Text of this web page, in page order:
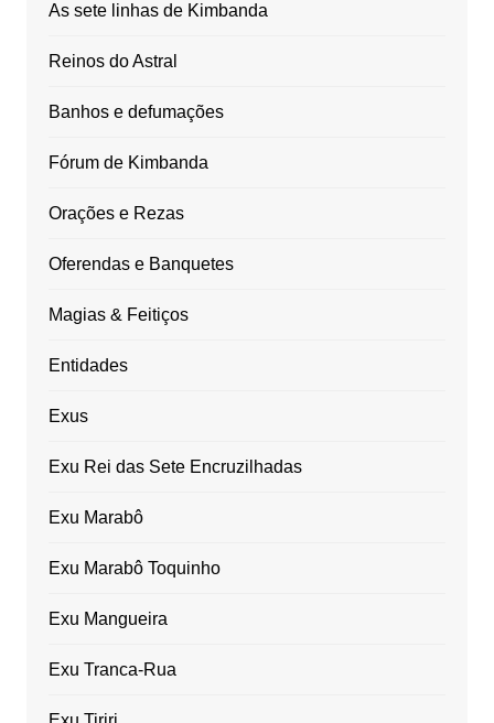
As sete linhas de Kimbanda
Reinos do Astral
Banhos e defumações
Fórum de Kimbanda
Orações e Rezas
Oferendas e Banquetes
Magias & Feitiços
Entidades
Exus
Exu Rei das Sete Encruzilhadas
Exu Marabô
Exu Marabô Toquinho
Exu Mangueira
Exu Tranca-Rua